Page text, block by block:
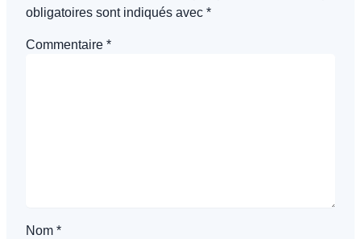
obligatoires sont indiqués avec *
Commentaire *
Nom *